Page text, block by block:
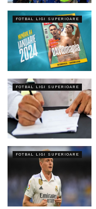
FOTBAL LIGI SUPERIOARE
FOTBAL LIGI SUPERIOARE
FOTBAL LIGI SUPERIOARE